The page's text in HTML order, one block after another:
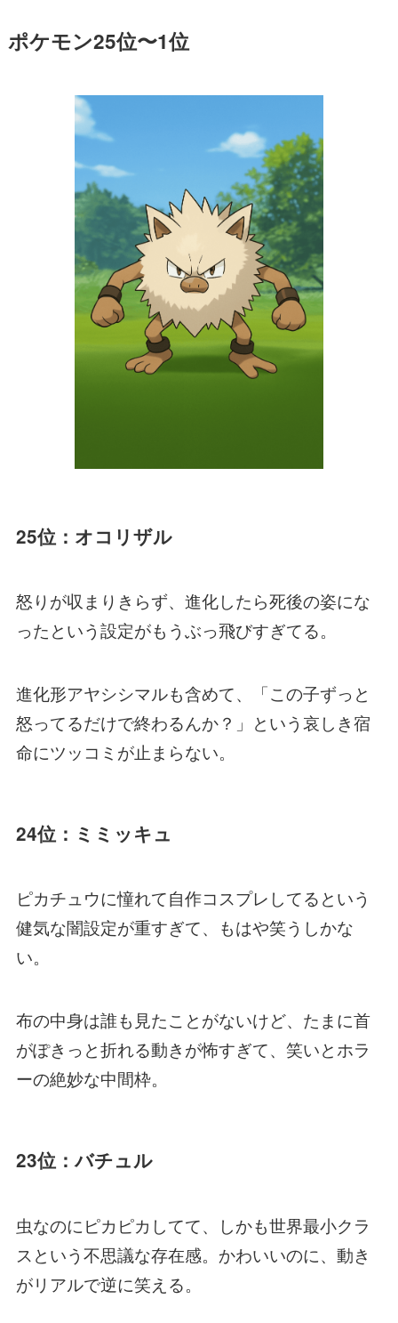
ポケモン25位〜1位
25位：オコリザル
怒りが収まりきらず、進化したら死後の姿にな
ったという設定がもうぶっ飛びすぎてる。
進化形アヤシシマルも含めて、「この子ずっと
怒ってるだけで終わるんか？」という哀しき宿
命にツッコミが止まらない。
24位：ミミッキュ
ピカチュウに憧れて自作コスプレしてるという
健気な闇設定が重すぎて、もはや笑うしかな
い。
布の中身は誰も見たことがないけど、たまに首
がぽきっと折れる動きが怖すぎて、笑いとホラ
ーの絶妙な中間枠。
23位：バチュル
虫なのにピカピカしてて、しかも世界最小クラ
スという不思議な存在感。かわいいのに、動き
がリアルで逆に笑える。